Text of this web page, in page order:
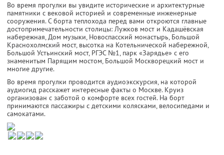
Во время прогулки вы увидите исторические и архитектурные
памятники с вековой историей и современные инженерные
сооружения. С борта теплохода перед вами откроются главные
достопримечательности столицы: Лужков мост и Кадашёвская
набережная, Дом музыки, Новоспасский монастырь, Большой
Краснохолмский мост, высотка на Котельнической набережной,
Большой Устьинский мост, РГЭС №1, парк «Зарядье» с его
знаменитым Парящим мостом, Большой Москворецкий мост и
многие другие.
Во время прогулки проводится аудиоэкскурсия, на которой
аудиогид расскажет интересные факты о Москве. Круиз
организован с заботой о комфорте всех гостей. На борт
принимаются пассажиры с детскими колясками, велосипедами и
самокатами.